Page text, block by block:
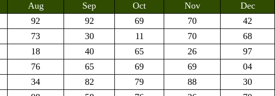
Aug Sep Oct Nov
Dec
92 92 69 70
42
73 30 11 70
68
18 40 65 26
97
76 65 69 69
04
34 82 79 88
30